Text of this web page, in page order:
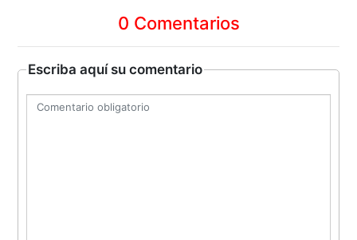
0 Comentarios
Escriba aquí su comentario